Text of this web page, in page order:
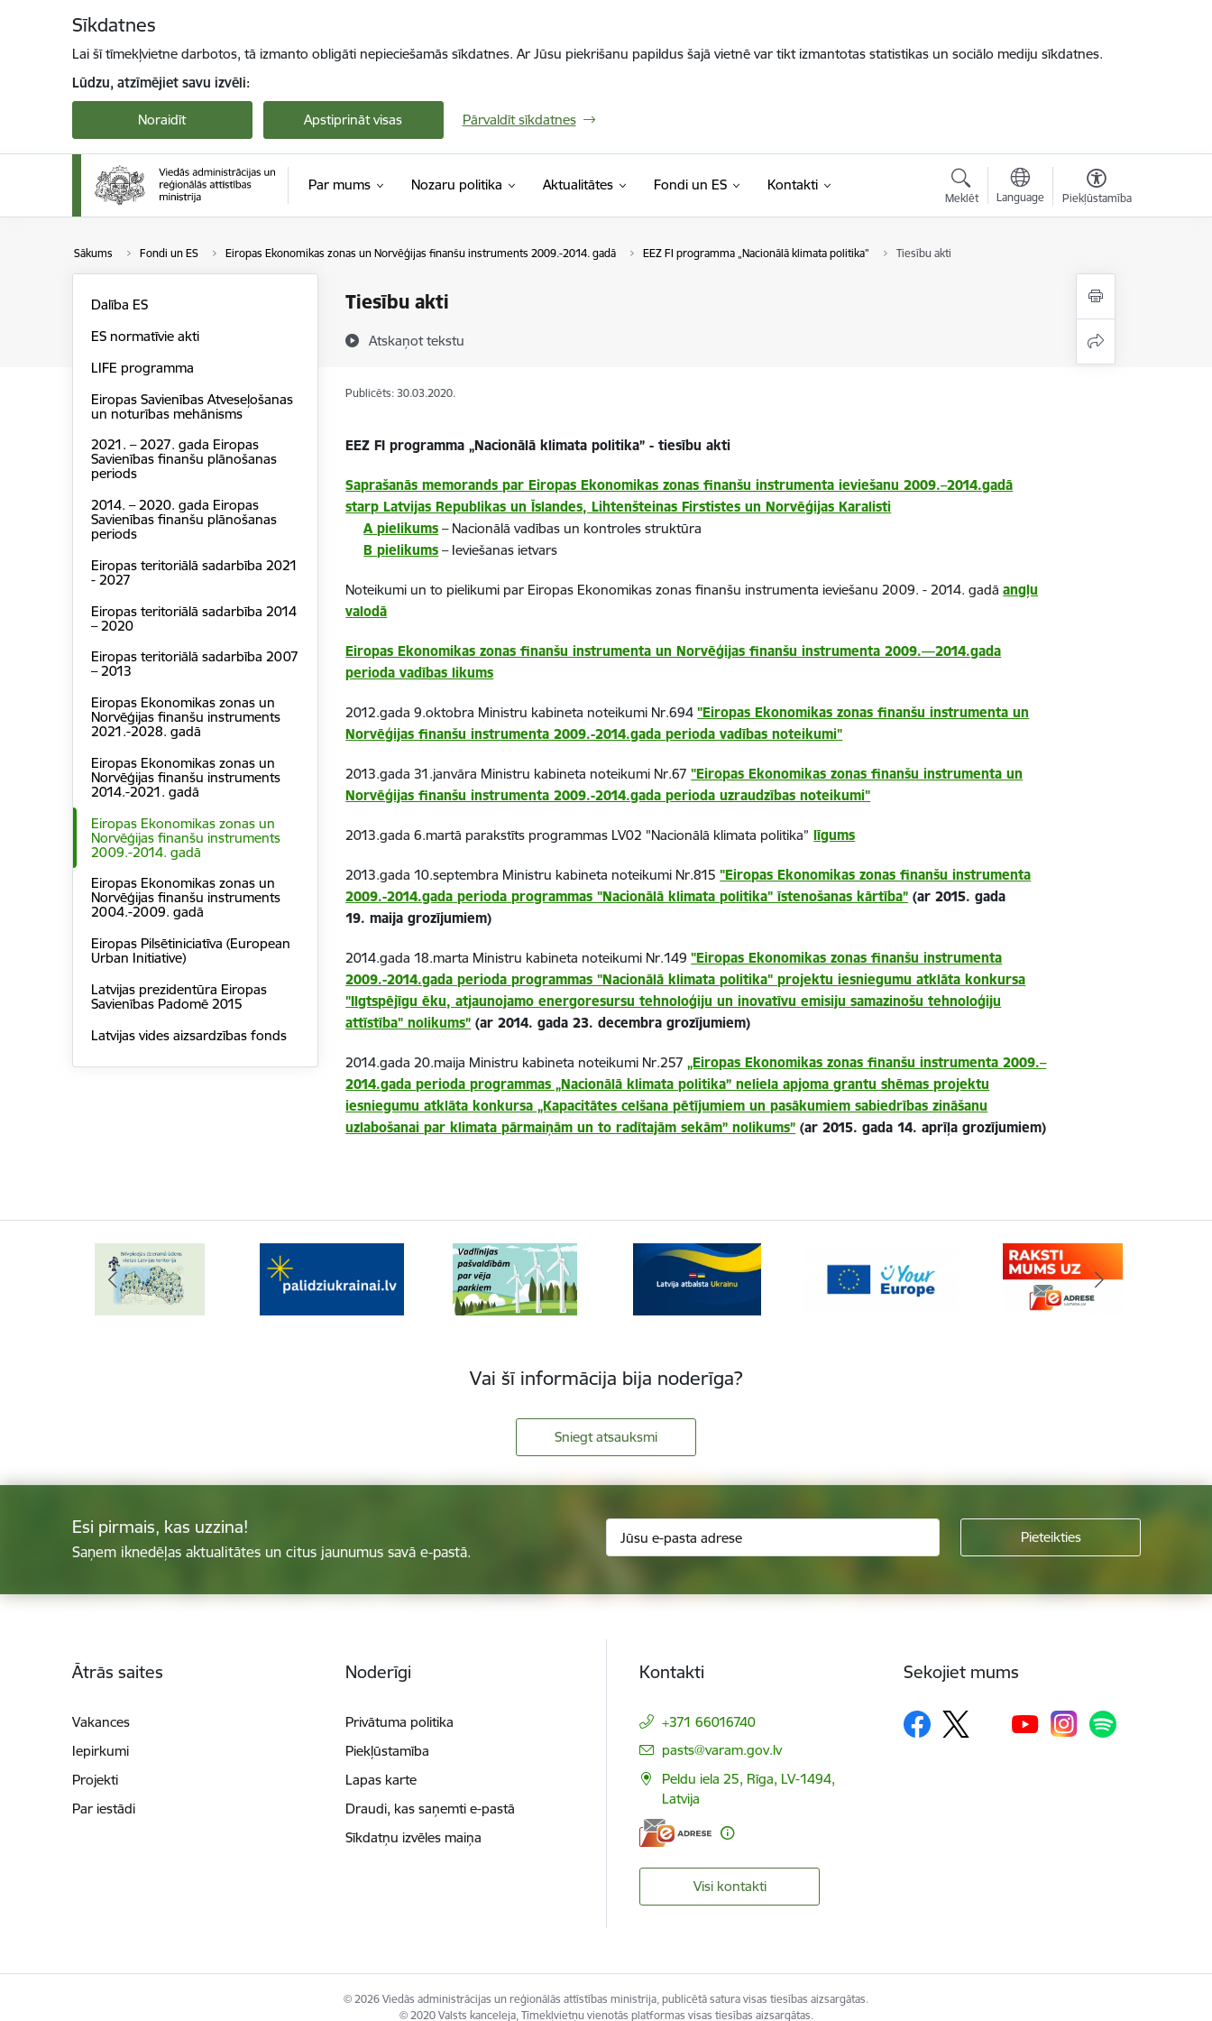
Sīkdatnes
Lai šī tīmekļvietne darbotos, tā izmanto obligāti nepieciešamās sīkdatnes. Ar Jūsu piekrišanu papildus šajā vietnē var tikt izmantotas statistikas un sociālo mediju sīkdatnes.
Lūdzu, atzīmējiet savu izvēli:
Noraidīt Apstiprināt visas Pārvaldīt sīkdatnes
Par mums Nozaru politika Aktualitātes Fondi un ES Kontakti
Meklēt Language Piekļūstamība
Sākums Fondi un ES Eiropas Ekonomikas zonas un Norvēģijas finanšu instruments 2009.-2014. gadā EEZ FI programma „Nacionālā klimata politika” Tiesību akti
Tiesību akti
Atskaņot tekstu
Dalība ES
ES normatīvie akti
LIFE programma
Eiropas Savienības Atveseļošanas
un noturības mehānisms
2021. – 2027. gada Eiropas
Savienības finanšu plānošanas
periods
2014. – 2020. gada Eiropas
Savienības finanšu plānošanas
periods
Eiropas teritoriālā sadarbība 2021
- 2027
Eiropas teritoriālā sadarbība 2014
– 2020
Eiropas teritoriālā sadarbība 2007
– 2013
Eiropas Ekonomikas zonas un
Norvēģijas finanšu instruments
2021.-2028. gadā
Eiropas Ekonomikas zonas un
Norvēģijas finanšu instruments
2014.-2021. gadā
Eiropas Ekonomikas zonas un
Norvēģijas finanšu instruments
2009.-2014. gadā
Eiropas Ekonomikas zonas un
Norvēģijas finanšu instruments
2004.-2009. gadā
Eiropas Pilsētiniciatīva (European
Urban Initiative)
Latvijas prezidentūra Eiropas
Savienības Padomē 2015
Latvijas vides aizsardzības fonds
Publicēts: 30.03.2020.
EEZ FI programma „Nacionālā klimata politika” - tiesību akti
Saprašanās memorands par Eiropas Ekonomikas zonas finanšu instrumenta ieviešanu 2009.–2014.gadā
starp Latvijas Republikas un Īslandes, Lihtenšteinas Firstistes un Norvēģijas Karalisti
A pielikums – Nacionālā vadības un kontroles struktūra
B pielikums – Ieviešanas ietvars
Noteikumi un to pielikumi par Eiropas Ekonomikas zonas finanšu instrumenta ieviešanu 2009. - 2014. gadāangļu
valodā
Eiropas Ekonomikas zonas finanšu instrumenta un Norvēģijas finanšu instrumenta 2009.—2014.gada
perioda vadības likums
2012.gada 9.oktobra Ministru kabineta noteikumi Nr.694"Eiropas Ekonomikas zonas finanšu instrumenta un
Norvēģijas finanšu instrumenta 2009.-2014.gada perioda vadības noteikumi"
2013.gada 31.janvāra Ministru kabineta noteikumi Nr.67"Eiropas Ekonomikas zonas finanšu instrumenta un
Norvēģijas finanšu instrumenta 2009.-2014.gada perioda uzraudzības noteikumi"
2013.gada 6.martā parakstīts programmas LV02 "Nacionālā klimata politika” līgums
2013.gada 10.septembra Ministru kabineta noteikumi Nr.815"Eiropas Ekonomikas zonas finanšu instrumenta
2009.-2014.gada perioda programmas "Nacionālā klimata politika" īstenošanas kārtība” (ar 2015. gada
19. maija grozījumiem)
2014.gada 18.marta Ministru kabineta noteikumi Nr.149"Eiropas Ekonomikas zonas finanšu instrumenta
2009.-2014.gada perioda programmas "Nacionālā klimata politika" projektu iesniegumu atklāta konkursa
"Ilgtspējīgu ēku, atjaunojamo energoresursu tehnoloģiju un inovatīvu emisiju samazinošu tehnoloģiju
attīstība" nolikums” (ar 2014. gada 23. decembra grozījumiem)
2014.gada 20.maija Ministru kabineta noteikumi Nr.257„Eiropas Ekonomikas zonas finanšu instrumenta 2009.–
2014.gada perioda programmas „Nacionālā klimata politika” neliela apjoma grantu shēmas projektu
iesniegumu atklāta konkursa „Kapacitātes celšana pētījumiem un pasākumiem sabiedrības zināšanu
uzlabošanai par klimata pārmaiņām un to radītajām sekām” nolikums” (ar 2015. gada 14. aprīļa grozījumiem)
Vai šī informācija bija noderīga?
Sniegt atsauksmi
Esi pirmais, kas uzzina!
Saņem iknedēļas aktualitātes un citus jaunumus savā e-pastā.
Ātrās saites
Vakances
Iepirkumi
Projekti
Par iestādi
Noderīgi
Privātuma politika
Piekļūstamība
Lapas karte
Draudi, kas saņemti e-pastā
Sīkdatņu izvēles maiņa
Kontakti
+371 66016740
E-pasts:
pasts@varam.gov.lv
Peldu iela 25, Rīga, LV-1494,
Latvija
Visi kontakti
Sekojiet mums
© 2026 Viedās administrācijas un reģionālās attīstības ministrija, publicētā satura visas tiesības aizsargātas.
© 2020 Valsts kanceleja, Tīmekļvietņu vienotās platformas visas tiesības aizsargātas.